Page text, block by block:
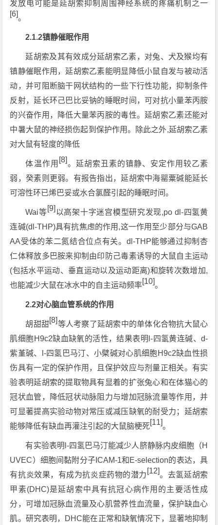
发放电可能是延胡索抑制周围神经系统的疼痛机制之一
[6]。
2.1.2镇静催眠作用
延胡索及其有效成分延胡索乙素，对兔、犬及猴均有
镇静催眠作用，延胡索乙素能明显降低小鼠自发与被动活
动，并可阻断脑干网状结构的一些下行性功能，抑制条件
反射，延长环己巴比妥钠的睡眠时间，可对抗小量苯丙胺
的兴奋作用，降低大量苯丙胺的毒性。延胡索乙素还能对
中暑大鼠的神经损伤起到保护作用。除此之外,延胡索乙素
对大鼠有轻度的降低
体温作用 [8]。延胡索丑素的镇静、安定作用较乙素
弱，癸素则更弱。有报告指出，延胡索中海罂粟碱能延长
可溶性环已烯巴妥或水合氯醛引起的睡眠时间。
Wai等[9]以高架十字迷宫模型研究发现,po dl-四氢黄
连碱(dl-THP)具有抗焦虑的作用,这一作用至少部分与GAB
AA受体的苯二氮结合位点有关。dl-THP能够通过抑制杏
仁体释放多巴胺来抑制由印防己毒素诱导的大鼠自主运动
(包括水平运动、垂直运动以及运动距离)和旋转次数增加,
也能减少大鼠在冰水中的自主运动频率[10]。
2.2对心脑血管系统的作用
胡甜甜[8]等人考察了延胡索中的单体化合物抗大鼠心
肌细胞H9c2缺血缺氧的活性，结果表明l-四氢黄连碱、d-
紫堇碱、l-四氢巴马汀、小檗碱对心肌细胞H9c2缺血性损
伤具有一定的保护作用，且保护效应与剂量正相关。有实
验表明延胡索的提取物具有显着的扩张兔心和在体猫心的
冠状血管，降低冠状动脉阻力与增加冠脉流量等作用，并
可显著提高实验动物对常压或减压缺氧的耐受力；延胡索
能够降低有缺血再灌注引起的大鼠脑梗死[11]。
有实验表明l-四氢巴马汀能减少人脐静脉内皮细胞（H
UVEC）细胞间黏附分子ICAM-1和E-selection的表达，具
有抗炎效果，有成为抗炎症药物的潜力 [12]。去氢延胡索
甲素(DHC)是延胡索中具有抗冠心病作用的主要活性成
分，可增加冠脉血流量及心肌营养性血流量，保护缺血心
肌。研究表明，DHC能在正常和缺氧情况下，显著地抑制